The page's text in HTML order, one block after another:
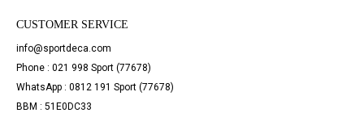
CUSTOMER SERVICE
info@sportdeca.com
Phone : 021 998 Sport (77678)
WhatsApp : 0812 191 Sport (77678)
BBM : 51E0DC33